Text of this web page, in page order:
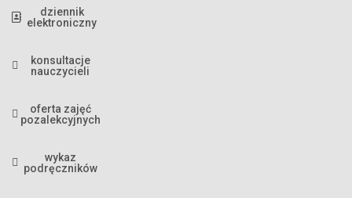
dziennik
elektroniczny
konsultacje
nauczycieli
oferta zajęć
pozalekcyjnych
wykaz
podręczników